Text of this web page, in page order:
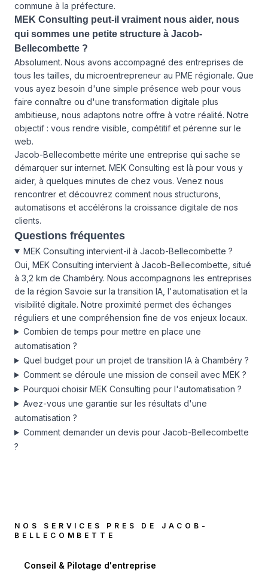
commune à la préfecture.
MEK Consulting peut-il vraiment nous aider, nous
qui sommes une petite structure à Jacob-
Bellecombette ?
Absolument. Nous avons accompagné des entreprises de
tous les tailles, du microentrepreneur au PME régionale. Que
vous ayez besoin d'une simple présence web pour vous
faire connaître ou d'une transformation digitale plus
ambitieuse, nous adaptons notre offre à votre réalité. Notre
objectif : vous rendre visible, compétitif et pérenne sur le
web.
Jacob-Bellecombette mérite une entreprise qui sache se
démarquer sur internet. MEK Consulting est là pour vous y
aider, à quelques minutes de chez vous. Venez nous
rencontrer et découvrez comment nous structurons,
automatisons et accélérons la croissance digitale de nos
clients.
Questions fréquentes
MEK Consulting intervient-il à Jacob-Bellecombette ?
Oui, MEK Consulting intervient à Jacob-Bellecombette, situé
à 3,2 km de Chambéry. Nous accompagnons les entreprises
de la région Savoie sur la transition IA, l'automatisation et la
visibilité digitale. Notre proximité permet des échanges
réguliers et une compréhension fine de vos enjeux locaux.
Combien de temps pour mettre en place une
automatisation ?
Quel budget pour un projet de transition IA à Chambéry ?
Comment se déroule une mission de conseil avec MEK ?
Pourquoi choisir MEK Consulting pour l'automatisation ?
Avez-vous une garantie sur les résultats d'une
automatisation ?
Comment demander un devis pour Jacob-Bellecombette
?
NOS SERVICES PRES DE JACOB-
BELLECOMBETTE
Conseil & Pilotage d'entreprise